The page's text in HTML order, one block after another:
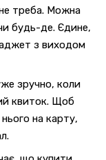
треба. Можна
будь-де. Єдине,
з виходом
зручно, коли
квиток. Щоб
на карту,